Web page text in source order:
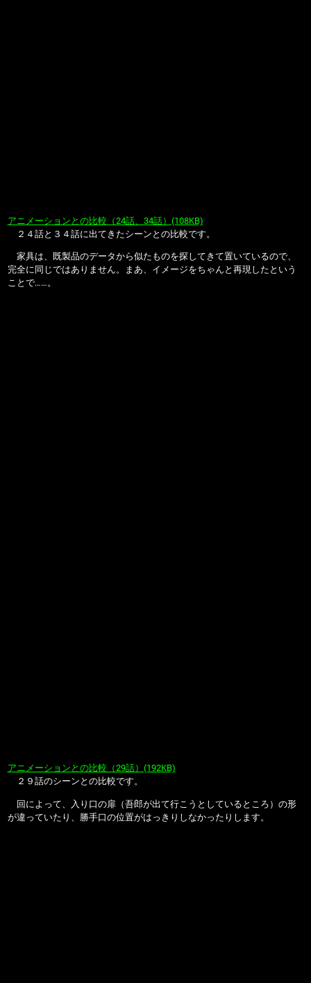
アニメーションとの比較（24話、34話）(108KB)
２４話と３４話に出てきたシーンとの比較です。
家具は、既製品のデータから似たものを探してきて置いているので、
完全に同じではありません。まあ、イメージをちゃんと再現したという
ことで……。
アニメーションとの比較（29話）(192KB)
２９話のシーンとの比較です。
回によって、入り口の扉（吾郎が出て行こうとしているところ）の形
が違っていたり、勝手口の位置がはっきりしなかったりします。